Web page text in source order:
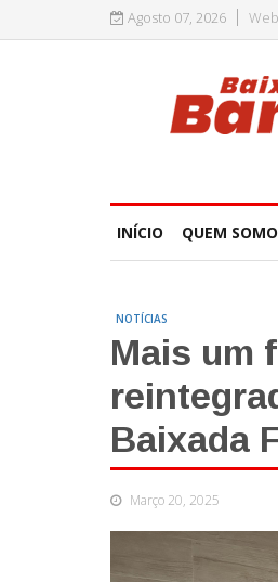
Agosto 07, 2026
INÍCIO QUEM
NOTÍCIAS
Mais um
Baixada
Março 20, 2025